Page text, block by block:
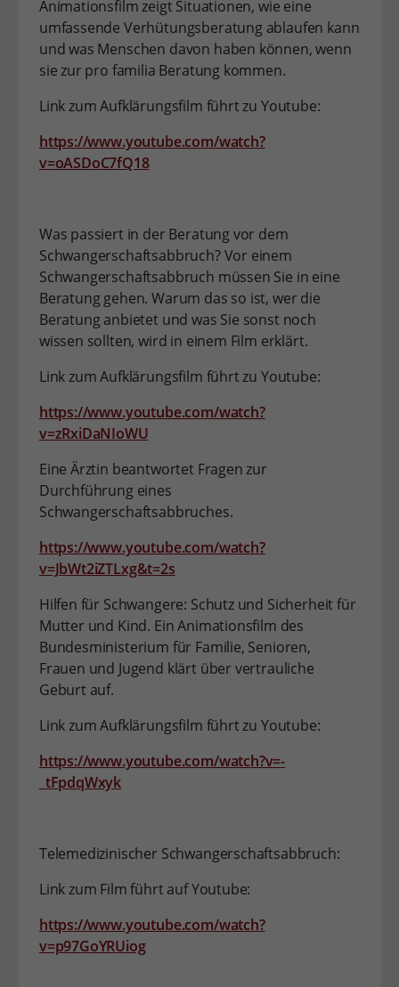
Animationsfilm zeigt Situationen, wie eine
umfassende Verhütungsberatung ablaufen kann
und was Menschen davon haben können, wenn
sie zur pro familia Beratung kommen.
Link zum Aufklärungsfilm führt zu Youtube:
https://www.youtube.com/watch?
v=oASDoC7fQ18
Was passiert in der Beratung vor dem
Schwangerschaftsabbruch? Vor einem
Schwangerschaftsabbruch müssen Sie in eine
Beratung gehen. Warum das so ist, wer die
Beratung anbietet und was Sie sonst noch
wissen sollten, wird in einem Film erklärt.
Link zum Aufklärungsfilm führt zu Youtube:
https://www.youtube.com/watch?
v=zRxiDaNIoWU
Eine Ärztin beantwortet Fragen zur
Durchführung eines
Schwangerschaftsabbruches.
https://www.youtube.com/watch?
v=JbWt2iZTLxg&t=2s
Hilfen für Schwangere: Schutz und Sicherheit für
Mutter und Kind. Ein Animationsfilm des
Bundesministerium für Familie, Senioren,
Frauen und Jugend klärt über vertrauliche
Geburt auf.
Link zum Aufklärungsfilm führt zu Youtube:
https://www.youtube.com/watch?v=-
_tFpdqWxyk
Telemedizinischer Schwangerschaftsabbruch:
Link zum Film führt auf Youtube:
https://www.youtube.com/watch?
v=p97GoYRUiog